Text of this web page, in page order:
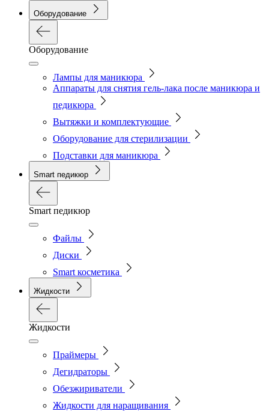
Оборудование
Оборудование
Лампы для маникюра
Аппараты для снятия гель-лака после маникюра и
педикюра
Вытяжки и комплектующие
Оборудование для стерилизации
Подставки для маникюра
Smart педикюр
Smart педикюр
Файлы
Диски
Smart косметика
Жидкости
Жидкости
Праймеры
Дегидраторы
Обезжириватели
Жидкости для наращивания